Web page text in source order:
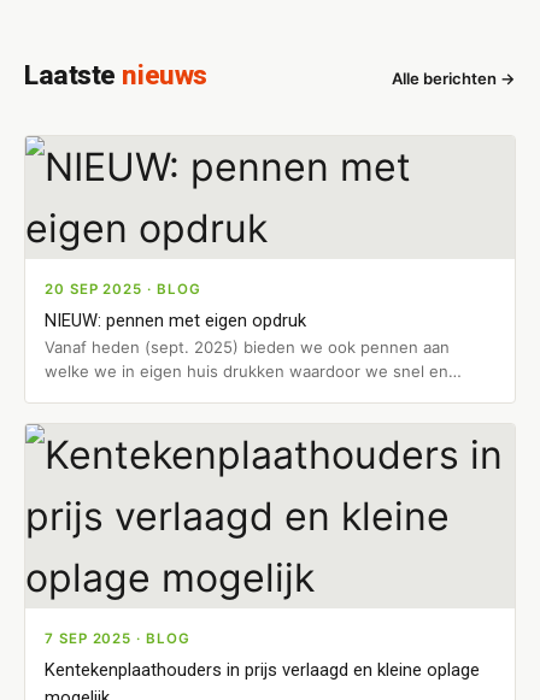
Laatste nieuws Alle berichten →
20 SEP 2025 · BLOG
NIEUW: pennen met eigen opdruk
Vanaf heden (sept. 2025) bieden we ook pennen aan
welke we in eigen huis drukken waardoor we snel en
7 SEP 2025 · BLOG
Kentekenplaathouders in prijs verlaagd en kleine oplage